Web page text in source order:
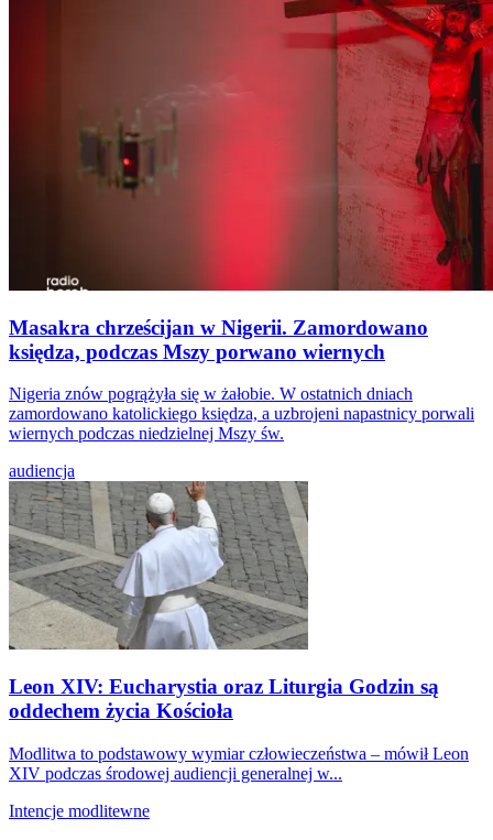
Masakra chrześcijan w Nigerii. Zamordowano
księdza, podczas Mszy porwano wiernych
Nigeria znów pogrążyła się w żałobie. W ostatnich dniach
zamordowano katolickiego księdza, a uzbrojeni napastnicy porwali
wiernych podczas niedzielnej Mszy św.
audiencja
Leon XIV: Eucharystia oraz Liturgia Godzin są
oddechem życia Kościoła
Modlitwa to podstawowy wymiar człowieczeństwa – mówił Leon
XIV podczas środowej audiencji generalnej w...
Intencje modlitewne